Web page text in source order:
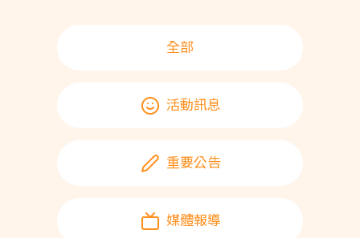
全部
活動訊息
重要公告
媒體報導